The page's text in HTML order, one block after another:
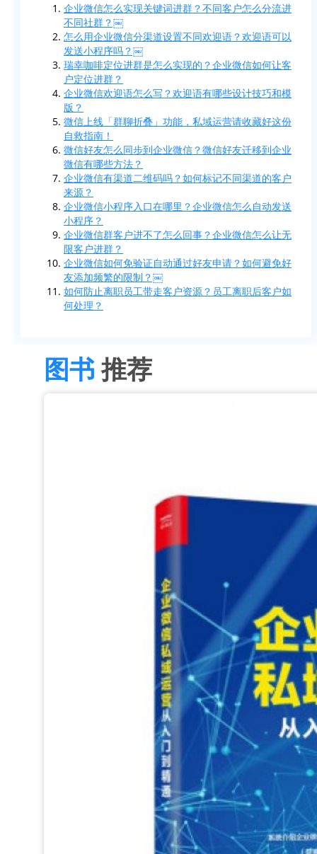
企业微信怎么实现关键词进群？不同客户怎么分流进
不同社群？￼
怎么用企业微信分渠道设置不同欢迎语？欢迎语可以
发送小程序吗？￼
瑞幸咖啡定位进群是怎么实现的？企业微信如何让客
户定位进群？
企业微信欢迎语怎么写？欢迎语有哪些设计技巧和模
版？
微信上线「群聊折叠」功能，私域运营请收藏好这份
自救指南！
微信好友怎么同步到企业微信？微信好友迁移到企业
微信有哪些方法？
企业微信有渠道二维码吗？如何标记不同渠道的客户
来源？
企业微信小程序入口在哪里？企业微信怎么自动发送
小程序？
企业微信群客户进不了怎么回事？企业微信怎么让无
限客户进群？
企业微信如何免验证自动通过好友申请？如何避免好
友添加频繁的限制？￼
如何防止离职员工带走客户资源？员工离职后客户如
何处理？
图书推荐